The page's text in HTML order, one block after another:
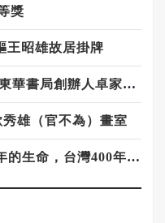
獎
王昭雄故居掛牌
登門送上3.8億元的慈善家 東華書局創辦人卓家伉儷
雄（官不為）畫室
林銘聰》楊炳輝老師 用40年的生命，台灣400年的痕跡